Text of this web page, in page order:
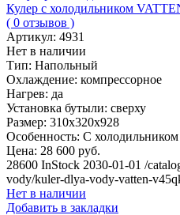
Кулер с холодильником
( 0 отзывов )
Артикул: 4931
Нет в наличии
Тип: Напольный
Охлаждение: компрессорное
Нагрев: да
Установка бутыли: сверху
Размер: 310х320х928
Особенность: С холодильником
Цена: 28 600 руб.
28600 InStock 2030-01-01 /
vody/kuler-dlya-vody-vatten-
Нет в наличии
Добавить в закладки